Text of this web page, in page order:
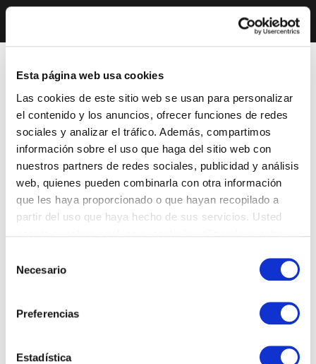
Esta página web usa cookies
Las cookies de este sitio web se usan para personalizar
el contenido y los anuncios, ofrecer funciones de redes
sociales y analizar el tráfico. Además, compartimos
información sobre el uso que haga del sitio web con
nuestros partners de redes sociales, publicidad y análisis
web, quienes pueden combinarla con otra información
que les haya proporcionado o que hayan recopilado a
partir del uso que haya hecho de sus servicios. Usted
Necesario
Preferencias
Estadística